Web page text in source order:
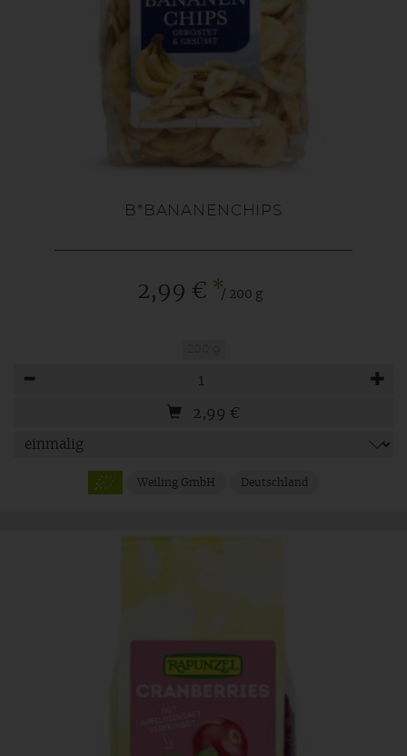
B*BANANENCHIPS
2,99 € */ 200 g
2,99 €
Weiling GmbH Deutschland